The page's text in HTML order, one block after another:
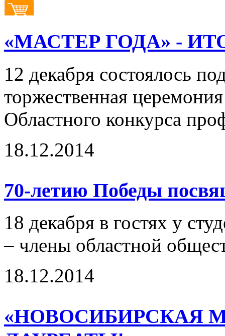
«МАСТЕР ГОДА» -
12 декабря состоялось
торжественная
Областного конкурса
18.12.2014
70-летию Победы
18 декабря в гостях у
– члены областной
18.12.2014
«НОВОСИБИРСКАЯ